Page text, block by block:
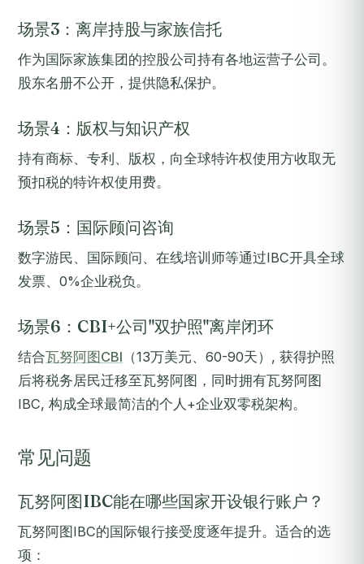
场景3：离岸持股与家族信托
作为国际家族集团的控股公司持有各地运营子公司。
股东名册不公开，提供隐私保护。
场景4：版权与知识产权
持有商标、专利、版权，向全球特许权使用方收取无
预扣税的特许权使用费。
场景5：国际顾问咨询
数字游民、国际顾问、在线培训师等通过IBC开具全球
发票、0%企业税负。
场景6：CBI+公司"双护照"离岸闭环
结合瓦努阿图CBI （13万美元、60-90天）, 获得护照
后将税务居民迁移至瓦努阿图，同时拥有瓦努阿图
IBC, 构成全球最简洁的个人+企业双零税架构。
常见问题
瓦努阿图IBC能在哪些国家开设银行账户？
瓦努阿图IBC的国际银行接受度逐年提升。适合的选
项：